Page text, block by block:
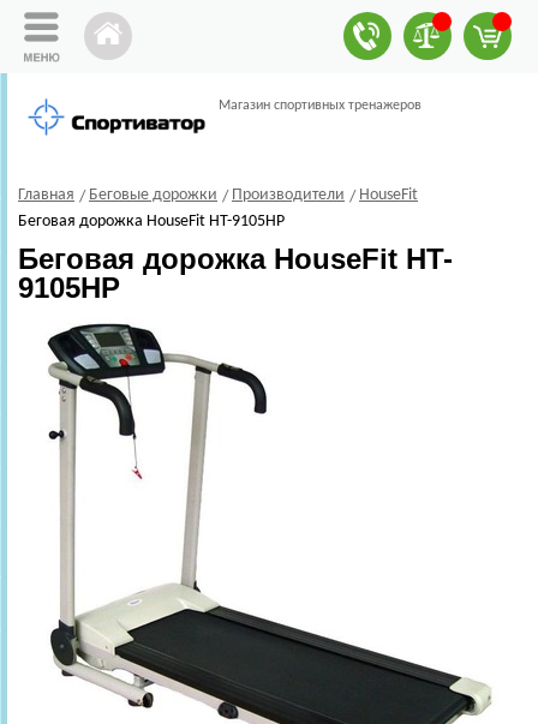
Магазин спортивных тренажеров
Главная Беговые дорожки Производители
HouseFit
Беговая дорожка HouseFit HT-9105HP
Беговая дорожка HouseFit HT-
9105HP